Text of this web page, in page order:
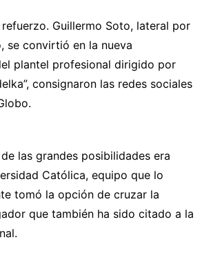
Guillermo Soto, lateral por
se convirtió en la nueva
plantel profesional dirigido por
consignaron las redes sociales
las grandes posibilidades era
Católica, equipo que lo
tomó la opción de cruzar la
que también ha sido citado a la